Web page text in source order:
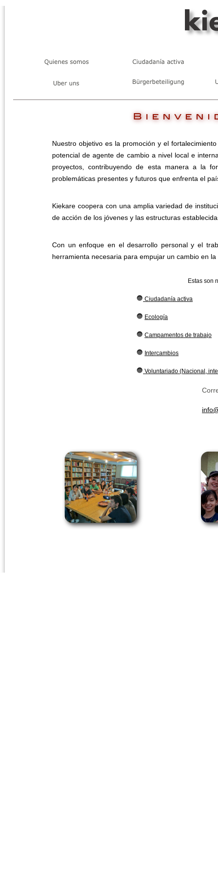
Nuestro objetivo es la promoción y el
potencial de agente de cambio a nivel local e
proyectos, contribuyendo de esta manera a la
problemáticas presentes y futuros que enfrenta el
Kiekare coopera con una amplia variedad de
de acción de los jóvenes y las estructuras
Con un enfoque en el desarrollo personal y el
herramienta necesaria para empujar un cambio en
Estas son
Ciudadanía activa
Ecología
Campamentos de trabajo
Intercambios
Voluntariado (Nacional,